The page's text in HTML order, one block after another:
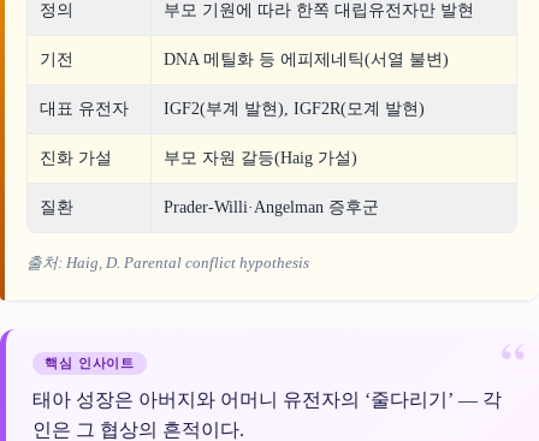
정의 부모 기원에 따라 한쪽 대립유전자만 발현
기전 DNA 메틸화 등 에피제네틱(서열 불변)
대표 유전자 IGF2(부계 발현), IGF2R(모계 발현)
진화 가설 부모 자원 갈등(Haig 가설)
질환 Prader-Willi·Angelman 증후군
출처: Haig, D. Parental conflict hypothesis
핵심 인사이트
태아 성장은 아버지와 어머니 유전자의 ‘줄다리기’ — 각
인은 그 협상의 흔적이다.